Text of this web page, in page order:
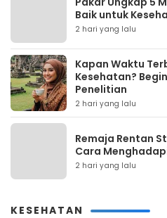
Baik untuk
2 hari yang lalu
Kapan Waktu
Kesehatan?
Penelitian
2 hari yang lalu
Remaja Rentan
Cara
2 hari yang lalu
KESEHATAN